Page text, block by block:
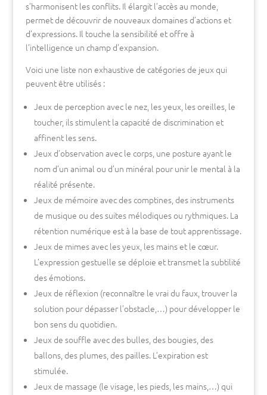
s’harmonisent les conflits. Il élargit l’accès au monde,
permet de découvrir de nouveaux domaines d’actions et
d’expressions. Il touche la sensibilité et offre à
l’intelligence un champ d’expansion.
Voici une liste non exhaustive de catégories de jeux qui
peuvent être utilisés :
Jeux de perception avec le nez, les yeux, les oreilles, le
toucher, ils stimulent la capacité de discrimination et
affinent les sens.
Jeux d’observation avec le corps, une posture ayant le
nom d’un animal ou d’un minéral pour unir le mental à la
réalité présente.
Jeux de mémoire avec des comptines, des instruments
de musique ou des suites mélodiques ou rythmiques. La
rétention numérique est à la base de tout apprentissage.
Jeux de mimes avec les yeux, les mains et le cœur.
L’expression gestuelle se déploie et transmet la subtilité
des émotions.
Jeux de réflexion (reconnaître le vrai du faux, trouver la
solution pour dépasser l’obstacle,…) pour développer le
bon sens du quotidien.
Jeux de souffle avec des bulles, des bougies, des
ballons, des plumes, des pailles. L’expiration est
stimulée.
Jeux de massage (le visage, les pieds, les mains,…) qui